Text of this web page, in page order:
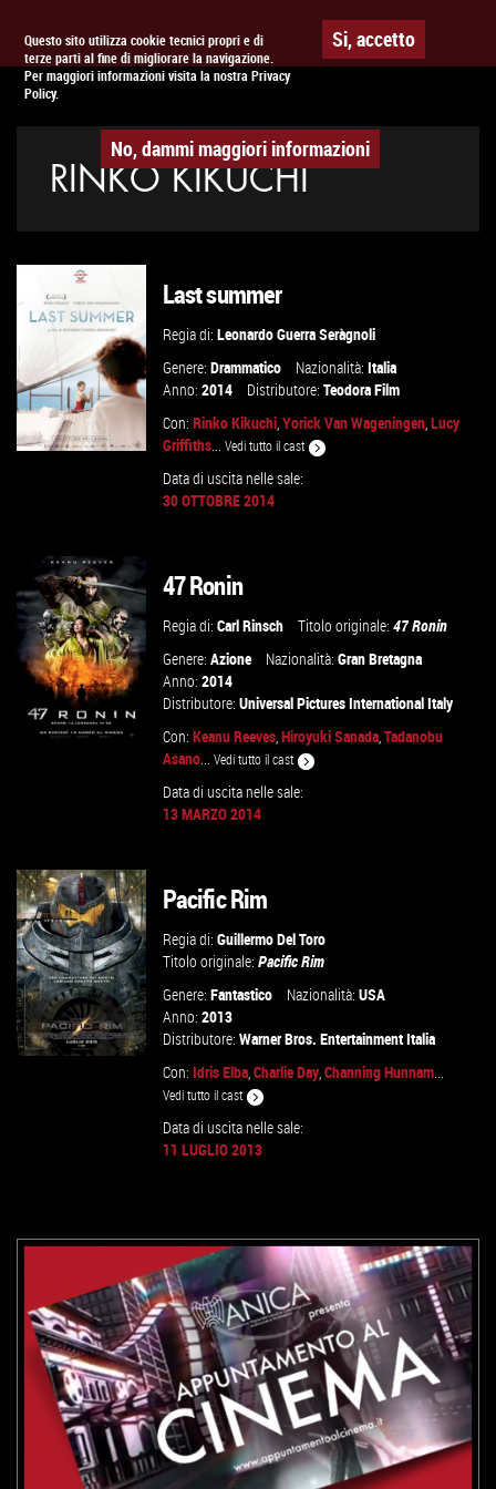
Questo sito utilizza cookie tecnici propri e di
terze parti al fine di migliorare la navigazione.
Per maggiori informazioni visita la nostra Privacy
Policy.
Si, accetto
No, dammi maggiori informazioni
APPUNTAMENTO AL CINEMA
RINKO KIKUCHI
VAI ALLA SCHEDA
Last summer
Regia di:Leonardo Guerra Seràgnoli
Genere:Drammatico Nazionalità:Italia
Anno:2014 Distributore:Teodora Film
Con:Rinko Kikuchi,Yorick Van Wageningen,Lucy
Griffiths...Vedi tutto il cast
Data di uscita nelle sale:
30 OTTOBRE 2014
47 Ronin
Regia di:Carl Rinsch Titolo originale:47 Ronin
Genere:Azione Nazionalità:Gran Bretagna
Anno:2014
Distributore:Universal Pictures International Italy
Con:Keanu Reeves,Hiroyuki Sanada,Tadanobu
Asano...Vedi tutto il cast
Data di uscita nelle sale:
13 MARZO 2014
Pacific Rim
Regia di:Guillermo Del Toro
Titolo originale:Pacific Rim
Genere:Fantastico Nazionalità:USA
Anno:2013
Distributore:Warner Bros. Entertainment Italia
Con:Idris Elba,Charlie Day,Channing Hunnam...
Vedi tutto il cast
Data di uscita nelle sale:
11 LUGLIO 2013